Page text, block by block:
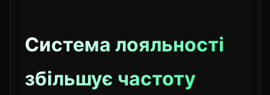
Система лояльності
збільшує частоту